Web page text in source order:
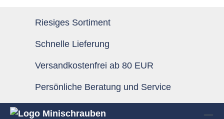
Riesiges Sortiment
Schnelle Lieferung
Versandkostenfrei ab 80 EUR
Persönliche Beratung und Service